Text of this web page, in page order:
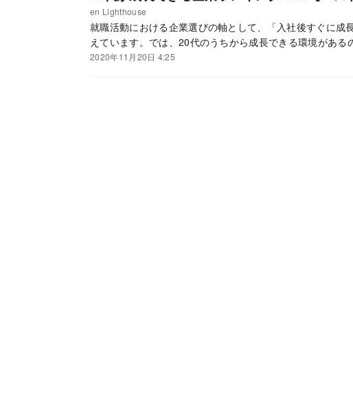
en Lighthouse
就職活動における企業選びの軸として、「入社後すぐに成
えています。では、20代のうちから成長できる環境がある
2020年11月20日 4:25